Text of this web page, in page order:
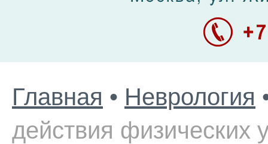
Главная • Неврология
действия физических